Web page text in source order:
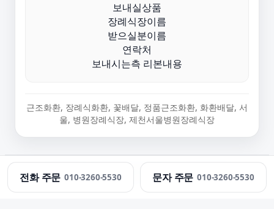
보내실상품
장례식장이름
받으실분이름
연락처
보내시는측 리본내용
근조화환, 장례식화환, 꽃배달, 정품근조화환, 화환배달, 서
울, 병원장례식장, 제천서울병원장례식장
정직한화환 · 근조화환 당일 배송 · 문의:010-3260-5530
전화 주문 010-3260-5530 문자 주문 010-3260-5530